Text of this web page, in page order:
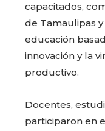
capacitados,
de Tamaulipas
educación
innovación y la
productivo.
Docentes,
participaron en